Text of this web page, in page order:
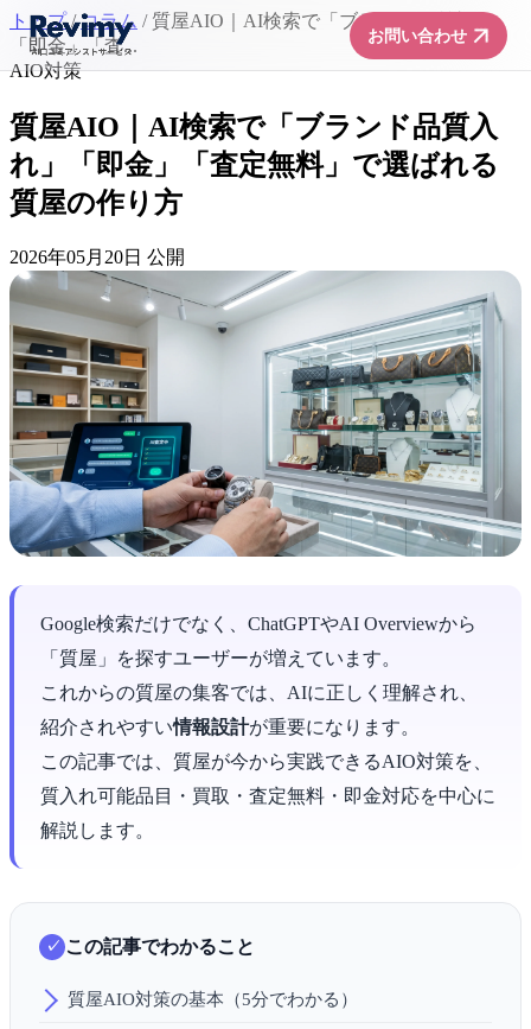
お問い合わせarrow_forward
トップ / コラム / 質屋AIO｜AI検索で「ブランド品質入れ」
「即金」「査...
AIO対策
質屋AIO｜AI検索で「ブランド品質入
れ」「即金」「査定無料」で選ばれる
質屋の作り方
2026年05月20日 公開
Google検索だけでなく、ChatGPTやAI Overviewから
「質屋」を探すユーザーが増えています。
これからの質屋の集客では、AIに正しく理解され、
紹介されやすい情報設計が重要になります。
この記事では、質屋が今から実践できるAIO対策を、
質入れ可能品目・買取・査定無料・即金対応を中心に
解説します。
この記事でわかること
質屋AIO対策の基本（5分でわかる）